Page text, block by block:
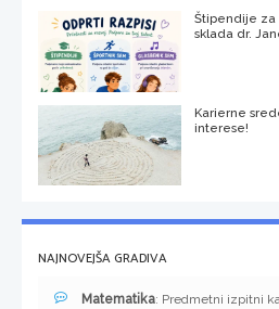
Štipendije
sklada dr.
Karierne
interese!
NAJNOVEJŠA GRADIVA
Matematika: Predmetni izpitni